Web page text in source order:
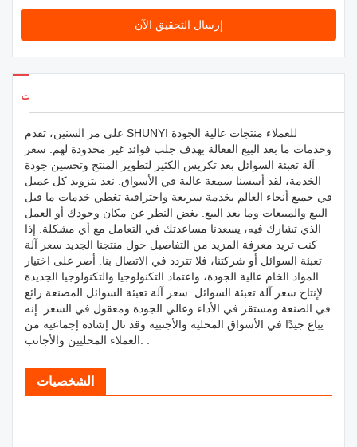
إرسال التحقيق الآن
تفاصيل المنتجات
على مر السنين، تقدم SHUNYI للعملاء منتجات عالية الجودة
وخدمات ما بعد البيع الفعالة بهدف جلب فوائد غير محدودة لهم. سعر
آلة تعبئة السوائل بعد تكريس الكثير لتطوير المنتج وتحسين جودة
الخدمة، لقد أسسنا سمعة عالية في الأسواق. نعد بتزويد كل عميل
في جميع أنحاء العالم بخدمة سريعة واحترافية تغطي خدمات ما قبل
البيع والمبيعات وما بعد البيع. بغض النظر عن مكان وجودك أو العمل
الذي تشارك فيه، يسعدنا مساعدتك في التعامل مع أي مشكلة. إذا
كنت تريد معرفة المزيد من التفاصيل حول منتجنا الجديد سعر آلة
تعبئة السوائل أو شركتنا، فلا تتردد في الاتصال بنا. أصر على اختيار
المواد الخام عالية الجودة، واعتماد التكنولوجيا والتكنولوجيا الجديدة
لإنتاج سعر آلة تعبئة السوائل. سعر آلة تعبئة السوائل المصنعة رائع
في الصنعة ومستقر في الأداء وعالي الجودة ومعقول في السعر. إنه
يباع جيدًا في الأسواق المحلية والأجنبية وقد نال إشادة إجماعية من
الشخصيات